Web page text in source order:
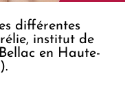
différentes
institut de
en Haute-